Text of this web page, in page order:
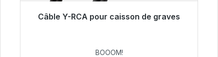
Câble Y-RCA pour caisson de graves
53,49 €
BOOOM!